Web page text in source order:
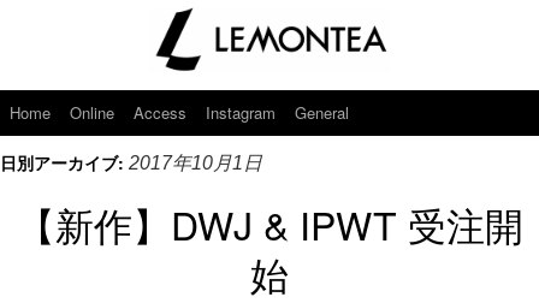
Home Online Access Instagram General
日別アーカイブ: 2017年10月1日
【新作】DWJ & IPWT 受注開
始